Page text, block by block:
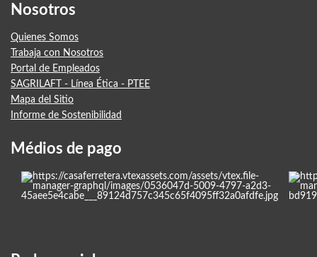
Nosotros
Quienes Somos
Trabaja con Nosotros
Portal de Empleados
SAGRILAFT - Línea Ética - PTEE
Mapa del Sitio
Informe de Sostenibilidad
Médios de pago